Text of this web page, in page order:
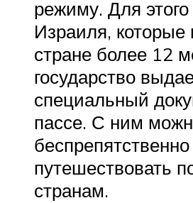
режиму. Для
Израиля,
стране более 12
государство
специальный
пассе. С ним
беспрепятственно
путешествовать
странам.